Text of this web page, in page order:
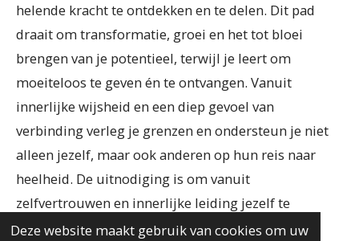
Deze website maakt gebruik van cookies om uw
helende kracht te ontdekken en te delen. Dit pad
draait om transformatie, groei en het tot bloei
brengen van je potentieel, terwijl je leert om
moeiteloos te geven én te ontvangen. Vanuit
innerlijke wijsheid en een diep gevoel van
verbinding verleg je grenzen en ondersteun je niet
alleen jezelf, maar ook anderen op hun reis naar
heelheid. De uitnodiging is om vanuit
zelfvertrouwen en innerlijke leiding jezelf te
vernieuwen en harmonie te creëren door in de